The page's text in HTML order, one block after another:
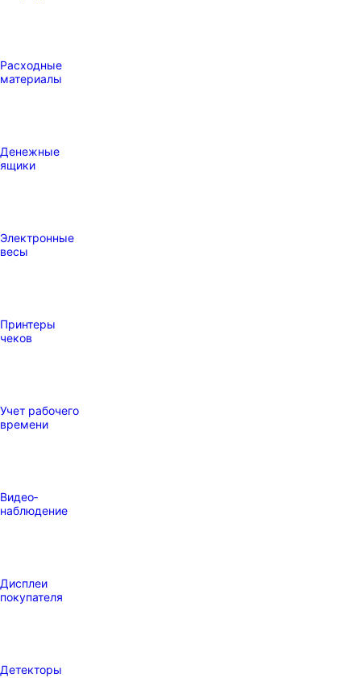
Расходные
материалы
Денежные
ящики
Электронные
весы
Принтеры
чеков
Учет рабочего
времени
Видео‑
наблюдение
Дисплеи
покупателя
Детекторы